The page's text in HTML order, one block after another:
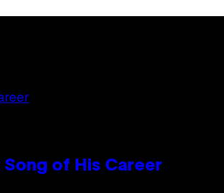
Song of His Career